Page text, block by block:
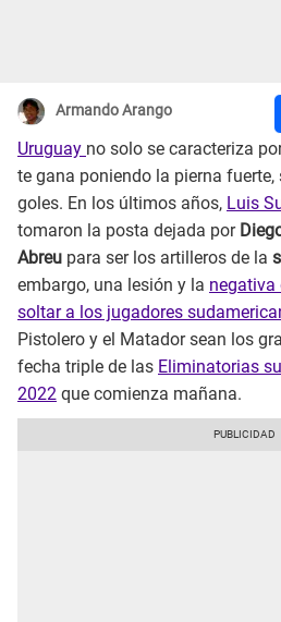
Armando Arango
Uruguay no solo se caracteriza
te gana poniendo la pierna
goles. En los últimos años, Luis
tomaron la posta dejada por
Abreu para ser los artilleros de la
embargo, una lesión y la negativa
soltar a los jugadores
Pistolero y el Matador sean los
fecha triple de las Eliminatorias
2022 que comienza mañana.